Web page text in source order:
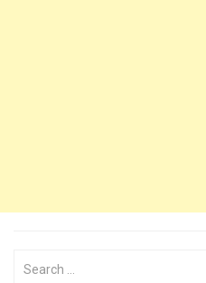
Search